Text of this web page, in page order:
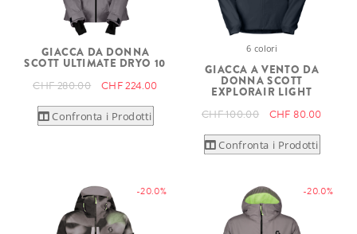
GIACCA DA DONNA
SCOTT ULTIMATE DRYO 10
CHF 280.00 CHF 224.00
Confronta i Prodotti
6 colori
GIACCA A VENTO DA
DONNA SCOTT
EXPLORAIR LIGHT
CHF 100.00 CHF 80.00
Confronta i Prodotti
-20.0% -20.0%